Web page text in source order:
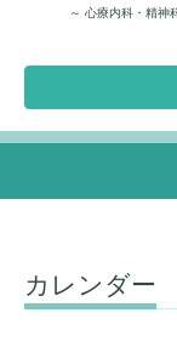
～ 心療内科・精
カレンダー